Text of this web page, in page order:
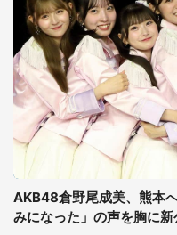
AKB48倉野尾成美、熊本
みになった」の声を胸に新